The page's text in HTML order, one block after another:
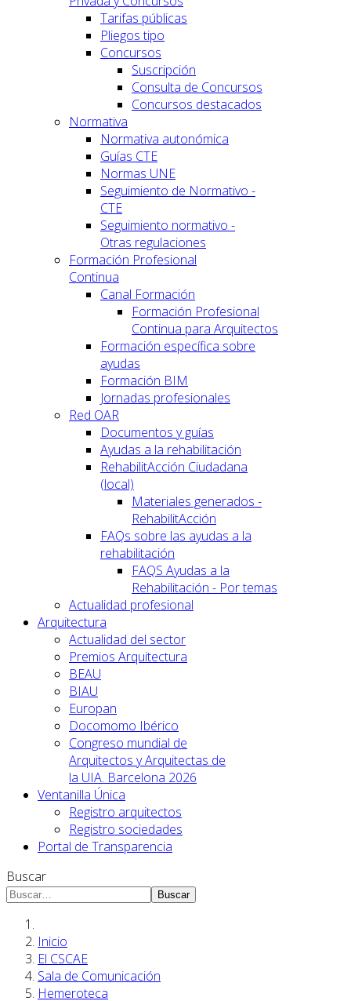
Tarifas públicas
Pliegos tipo
Concursos
Suscripción
Consulta de Concursos
Concursos destacados
Normativa
Normativa autonómica
Guías CTE
Normas UNE
Seguimiento de Normativo -
CTE
Seguimiento normativo -
Otras regulaciones
Formación Profesional
Continua
Canal Formación
Formación Profesional
Continua para Arquitectos
Formación específica sobre
ayudas
Formación BIM
Jornadas profesionales
Red OAR
Documentos y guías
Ayudas a la rehabilitación
RehabilitAcción Ciudadana
(local)
Materiales generados -
RehabilitAcción
FAQs sobre las ayudas a la
rehabilitación
FAQS Ayudas a la
Rehabilitación - Por temas
Actualidad profesional
Arquitectura
Actualidad del sector
Premios Arquitectura
BEAU
BIAU
Europan
Docomomo Ibérico
Congreso mundial de
Arquitectos y Arquitectas de
la UIA. Barcelona 2026
Ventanilla Única
Registro arquitectos
Registro sociedades
Portal de Transparencia
Buscar
Buscar
Inicio
El CSCAE
Sala de Comunicación
Hemeroteca